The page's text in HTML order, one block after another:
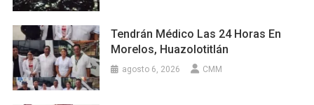
Tendrán Médico Las 24 Horas En
Morelos, Huazolotitlán
agosto 6, 2026 CMM